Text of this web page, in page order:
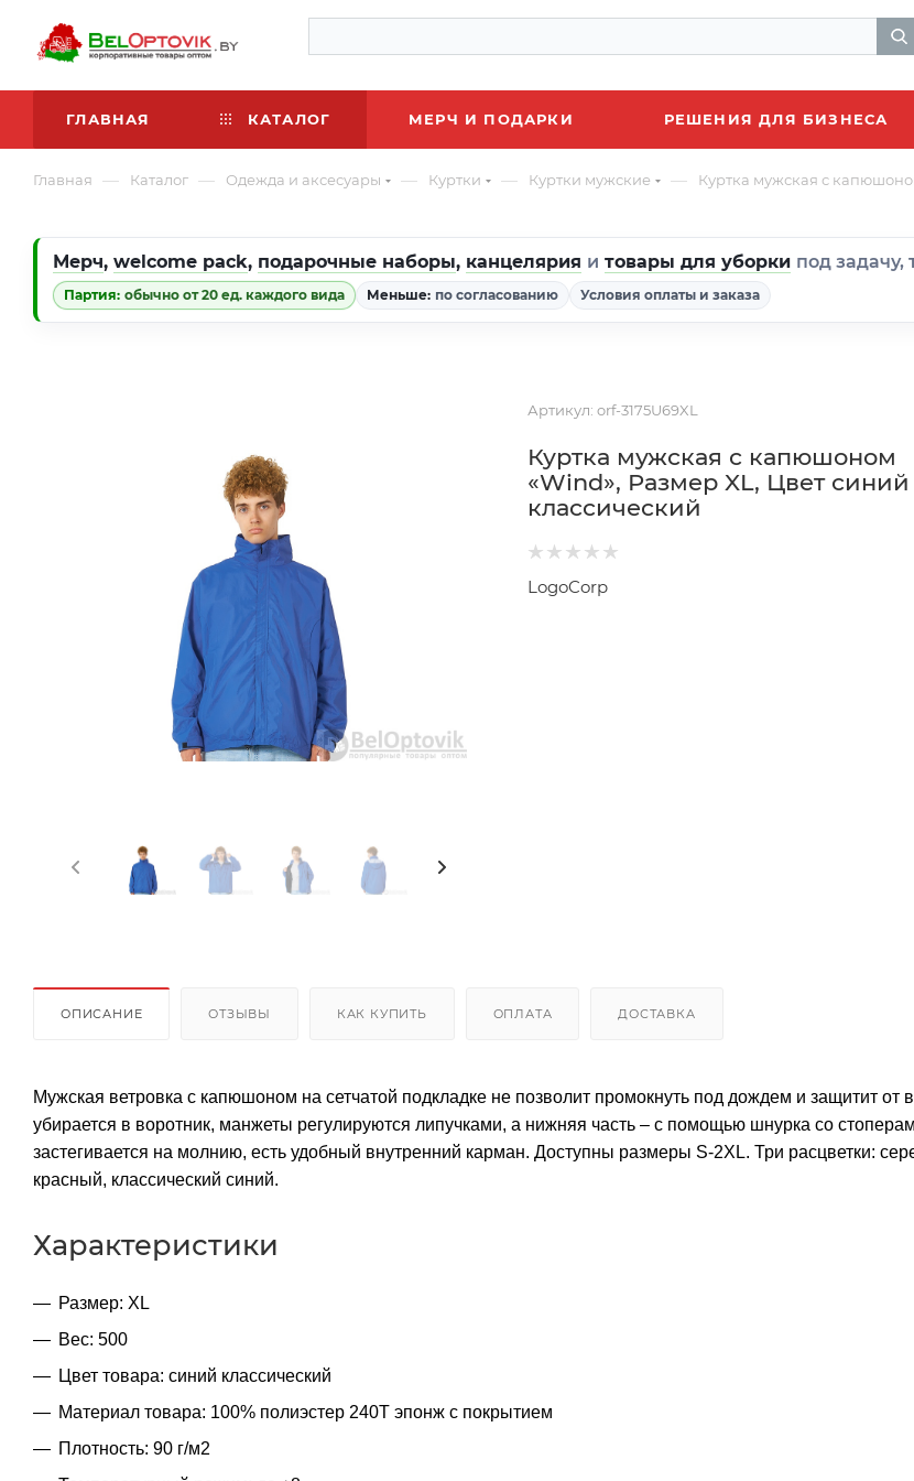
ГЛАВНАЯ КАТАЛОГ МЕРЧ И ПОДАРКИ РЕШЕНИЯ ДЛЯ БИЗНЕСА
Главная — Каталог — Одежда и аксесуары — Куртки — Куртки мужские — Куртка мужская с
Мерч, welcome pack, подарочные наборы, канцелярия и товары для уборки под
Партия: обычно от 20 ед. каждого вида Меньше: по согласованию Условия оплаты и заказа
Артикул: orf-3175U69XL
Куртка мужская с капюшоном
«Wind», Размер XL, Цвет синий
классический
LogoCorp
ОПИСАНИЕ ОТЗЫВЫ КАК КУПИТЬ ОПЛАТА ДОСТАВКА
Мужская ветровка с капюшоном на сетчатой подкладке не позволит промокнуть под дождем и защитит от
убирается в воротник, манжеты регулируются липучками, а нижняя часть – с помощью шнурка со
застегивается на молнию, есть удобный внутренний карман. Доступны размеры S-2XL. Три расцветки:
красный, классический синий.
Характеристики
Размер: XL
Вес: 500
Цвет товара: синий классический
Материал товара: 100% полиэстер 240T эпонж с покрытием
Плотность: 90 г/м2